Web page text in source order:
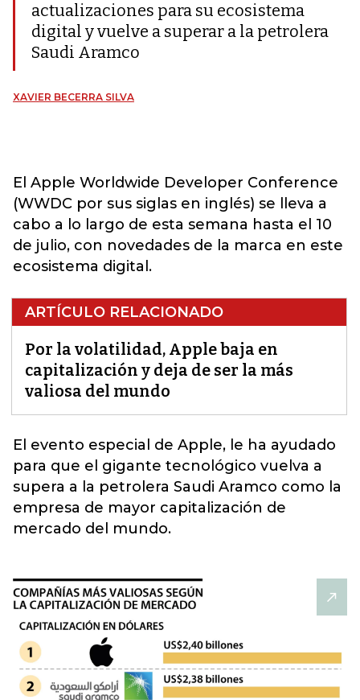
actualizaciones para su ecosistema
digital y vuelve a superar a la petrolera
Saudi Aramco
XAVIER BECERRA SILVA
El Apple Worldwide Developer Conference
(WWDC por sus siglas en inglés) se lleva a
cabo a lo largo de esta semana hasta el 10
de julio, con novedades de la marca en este
ecosistema digital.
ARTÍCULO RELACIONADO
Por la volatilidad, Apple baja en
capitalización y deja de ser la más
valiosa del mundo
El evento especial de Apple, le ha ayudado
para que el gigante tecnológico vuelva a
supera a la petrolera Saudi Aramco como la
empresa de mayor capitalización de
mercado del mundo.